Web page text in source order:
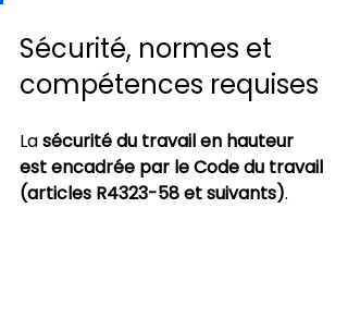
Sécurité, normes et
compétences requises
La sécurité du travail en hauteur
est encadrée par le Code du travail
(articles R4323-58 et suivants).